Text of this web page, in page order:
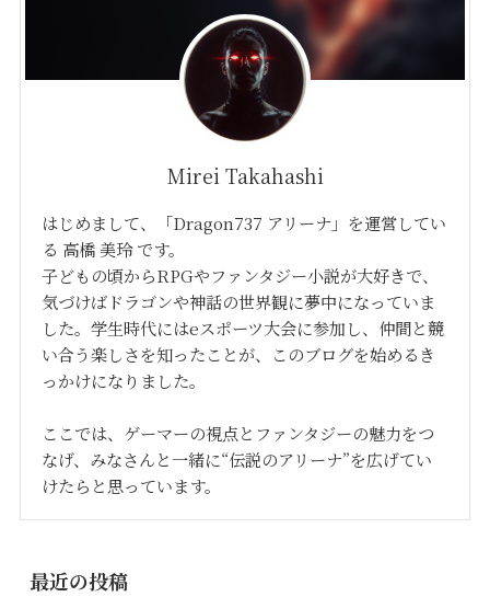
Mirei Takahashi
はじめまして、「Dragon737 アリーナ」を運営してい
る 高橋 美玲 です。
子どもの頃からRPGやファンタジー小説が大好きで、
気づけばドラゴンや神話の世界観に夢中になっていま
した。学生時代にはeスポーツ大会に参加し、仲間と競
い合う楽しさを知ったことが、このブログを始めるき
っかけになりました。
ここでは、ゲーマーの視点とファンタジーの魅力をつ
なげ、みなさんと一緒に“伝説のアリーナ”を広げてい
けたらと思っています。
最近の投稿